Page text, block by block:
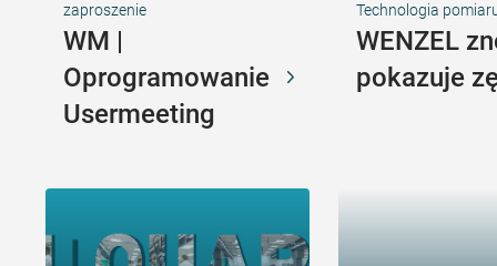
zaproszenie
WM |
Oprogramowanie
Usermeeting
Technologia
WENZEL
pokazuje